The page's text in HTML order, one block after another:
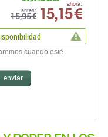
antes:
15,95 €
ahora:
15,15 €
cuando esté
enviar